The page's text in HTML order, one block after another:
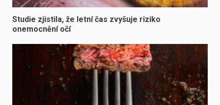
Studie zjistila, že letní čas zvyšuje riziko
onemocnění očí